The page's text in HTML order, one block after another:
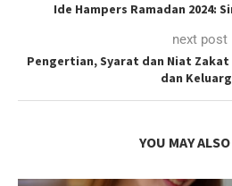
Ide Hampers Ramadan 2024:
next post
Pengertian, Syarat dan Niat
dan
YOU MAY